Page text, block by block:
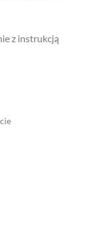
z instrukcją
e